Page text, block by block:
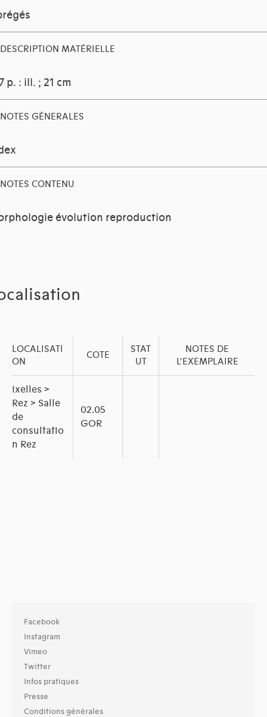
DESCRIPTION MATÉRIELLE
p. : ill. ; 21 cm
NOTES GÉNERALES
NOTES CONTENU
évolution reproduction
LOCALISATI
ON
COTE
STAT
UT
NOTES DE
L'EXEMPLAIRE
Ixelles >
Rez > Salle
de
consultatio
n Rez
02.05
GOR
Facebook
Instagram
Vimeo
Twitter
Infos pratiques
Presse
Conditions générales